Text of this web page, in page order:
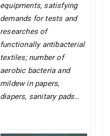
equipments, satisfying
demands for tests and
researches of
functionally antibacterial
textiles; number of
aerobic bacteria and
mildew in papers,
diapers, sanitary pads…